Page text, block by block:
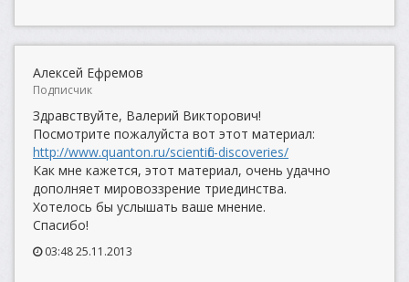
Алексей Ефремов
Подписчик
Здравствуйте, Валерий Викторович!
Посмотрите пожалуйста вот этот материал:
http://www.quanton.ru/scientific-discoveries/
Как мне кажется, этот материал, очень удачно
дополняет мировоззрение триединства.
Хотелось бы услышать ваше мнение.
Спасибо!
03:48 25.11.2013